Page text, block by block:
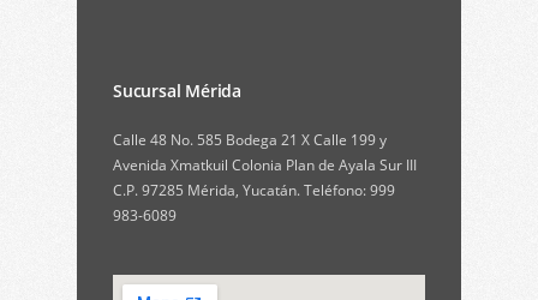
Sucursal Mérida
Calle 48 No. 585 Bodega 21 X Calle 199 y
Avenida Xmatkuil Colonia Plan de Ayala Sur III
C.P. 97285 Mérida, Yucatán. Teléfono: 999
983-6089